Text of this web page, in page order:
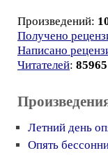
Произведений:
Получено
Написано
Читателей: 85965
Летний день
Опять